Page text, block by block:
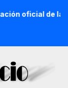
oficial de la